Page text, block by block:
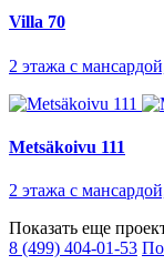
Villa 70
2 этажа с
Metsäkoivu 111
2 этажа с
Показать еще
8 (499) 404-01-53